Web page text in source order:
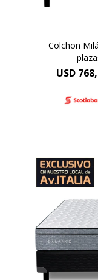
Colchon
USD
Óptimo
duración,
y 59cm la
Elevado
capas